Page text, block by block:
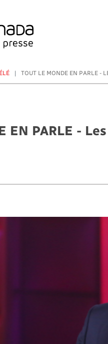
TOUT LE MONDE EN PARLE -
EN PARLE -